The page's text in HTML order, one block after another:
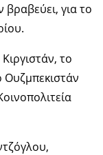
για το
το
Ουζμπεκιστάν